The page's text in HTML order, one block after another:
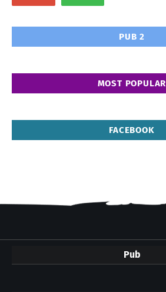
PUB 2
MOST POPULAR
FACEBOOK
Pub